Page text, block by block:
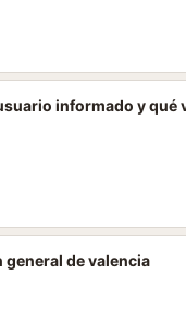
informado y qué
de valencia